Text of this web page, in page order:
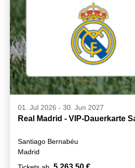
01. Jul 2026 - 30. Jun 2027
Real Madrid - VIP-Dauerkarte
Santiago Bernabéu
Madrid